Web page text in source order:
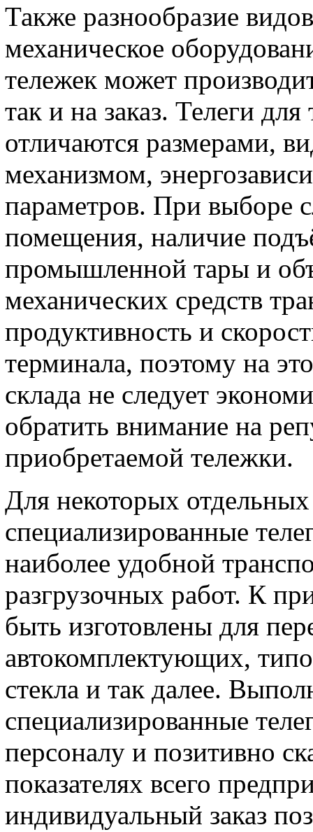
Также разнообразие
механическое
тележек может
так и на заказ. Телеги
отличаются размерами,
механизмом,
параметров. При выборе
помещения, наличие
промышленной тары и
механических средств
продуктивность и
терминала, поэтому на
склада не следует
обратить внимание на
приобретаемой тележки.
Для некоторых
специализированные
наиболее удобной
разгрузочных работ. К
быть изготовлены для
автокомплектующих,
стекла и так далее.
специализированные
персоналу и позитивно
показателях всего
индивидуальный заказ